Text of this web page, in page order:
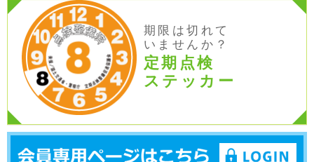
期限は切れて
いませんか？
定期点検
ステッカー